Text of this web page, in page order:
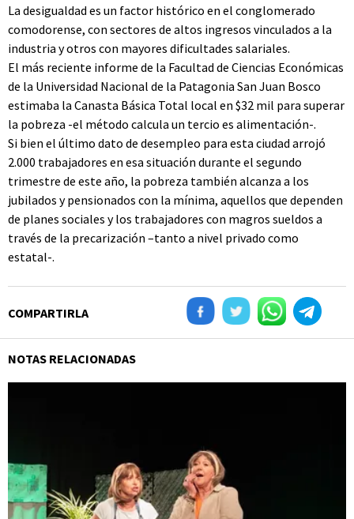
La desigualdad es un factor histórico en el conglomerado
comodorense, con sectores de altos ingresos vinculados a la
industria y otros con mayores dificultades salariales.
El más reciente informe de la Facultad de Ciencias Económicas
de la Universidad Nacional de la Patagonia San Juan Bosco
estimaba la Canasta Básica Total local en $32 mil para superar
la pobreza -el método calcula un tercio es alimentación-.
Si bien el último dato de desempleo para esta ciudad arrojó
2.000 trabajadores en esa situación durante el segundo
trimestre de este año, la pobreza también alcanza a los
jubilados y pensionados con la mínima, aquellos que dependen
de planes sociales y los trabajadores con magros sueldos a
través de la precarización –tanto a nivel privado como
estatal-.
COMPARTIRLA
NOTAS RELACIONADAS